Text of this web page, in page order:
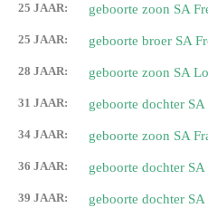
25 JAAR: geboorte zoon SA
25 JAAR: geboorte broer SA
28 JAAR: geboorte zoon SA
31 JAAR: geboorte dochter
34 JAAR: geboorte zoon SA
36 JAAR: geboorte dochter
39 JAAR: geboorte dochter